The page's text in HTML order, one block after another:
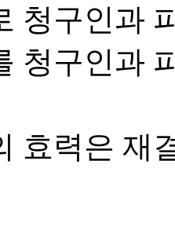
청구인과
청구인과
효력은 재